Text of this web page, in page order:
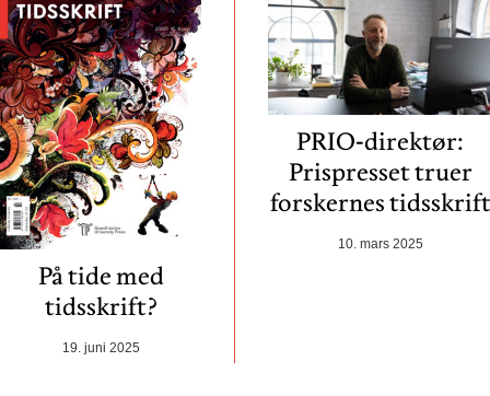
På tide med
tidsskrift?
19. juni 2025
PRIO-direktør:
Prispresset truer
forskernes tidsskrift
10. mars 2025